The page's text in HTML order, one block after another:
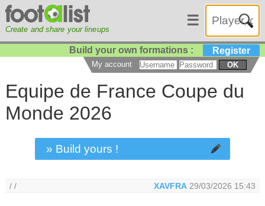
Create and share your lineups
☰
Build your own formations : Register
My account OK
Equipe de France Coupe du
Monde 2026
» Build yours !
/ / XAVFRA 29/03/2026 15:43